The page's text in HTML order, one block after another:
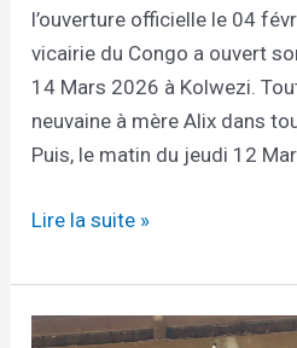
l’ouverture officielle le 04
vicairie du Congo a ouvert
14 Mars 2026 à Kolwezi.
neuvaine à mère Alix dans
Puis, le matin du jeudi 12
Lire la suite »
CONGO